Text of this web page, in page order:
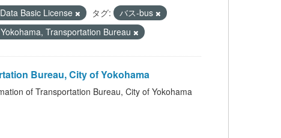
Basic License
タグ:
バス-bus
Transportation Bureau
Bureau, City of Yokohama
of Transportation Bureau, City of Yokohama